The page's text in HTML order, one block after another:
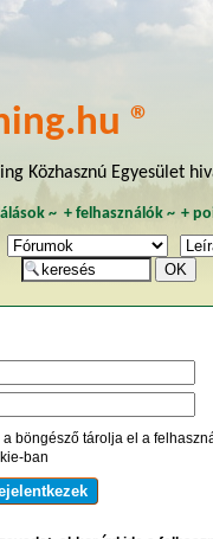
®
Közhasznú Egyesület
~ + felhasználók~ +
a böngésző tárolja el a
ban